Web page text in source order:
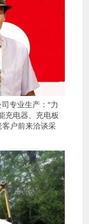
专业生产：“力
充电器、充电板
户前来洽谈采